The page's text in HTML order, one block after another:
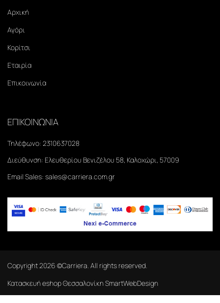
Αρχική
Αγόρι
Κορίτσι
Εταιρία
Επικοινωνία
ΕΠΙΚΟΙΝΩΝΙΑ
Τηλέφωνο: 2310637028
Διεύθυνση: Ελευθερίου Βενιζέλου 58, Καλοχώρι, 57009
Email Sales: sales@carriera.com.gr
Copyright2026 ©Carriera. All rights reserved.
Κατασκευή eshop ΘεσσαλονίκηSmartWebDesign